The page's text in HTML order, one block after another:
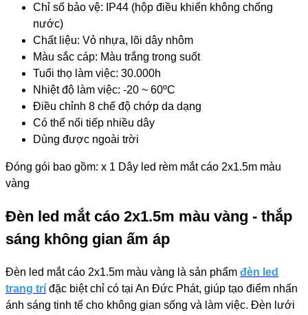
Chỉ số bảo vệ: IP44 (hộp điều khiển không chống
nước)
Chất liệu: Vỏ nhựa, lõi dây nhôm
Màu sắc cáp: Màu trắng trong suốt
Tuổi thọ làm việc: 30.000h
Nhiệt độ làm việc: -20 ~ 60ºC
Điều chỉnh 8 chế độ chớp da dạng
Có thể nối tiếp nhiều dây
Dùng được ngoài trời
​Đóng gói bao gồm: x 1 Dây led rèm mắt cáo 2x1.5m màu
vàng
Đèn led mắt cáo 2x1.5m màu vàng - thắp
sáng không gian ấm áp
Đèn led mắt cáo 2x1.5m màu vàng là sản phẩm đèn led
trang trí đặc biệt chỉ có tại An Đức Phát, giúp tạo điểm nhấn
ánh sáng tinh tế cho không gian sống và làm việc. Đèn lưới